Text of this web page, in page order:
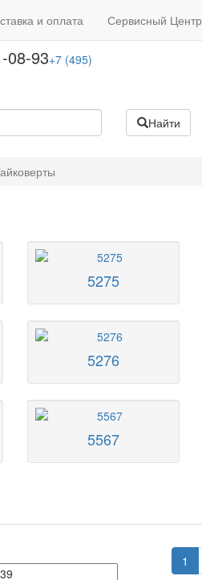
и оплата Сервисный Центр
66
08-93+7 (495)
Найти
5275
5276
5567
1